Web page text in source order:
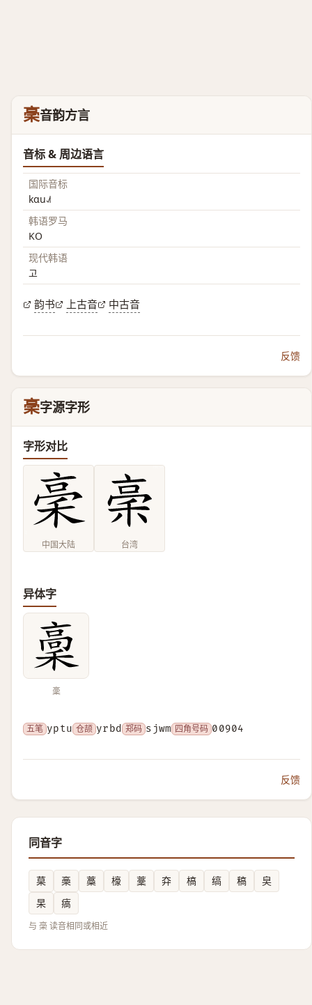
稁音韵方言
音标 & 周边语言
国际音标
kɑu˨˩˦
韩语罗马
KO
现代韩语
고
韵书 上古音 中古音
反馈
稁字源字形
字形对比
中国大陆 台湾
异体字
稾
五笔 yptu 仓颉 yrbd 郑码 sjwm 四角号码 00904
反馈
同音字
菒 槀 藁 檺 藳 㚏 槁 缟 稿
㚖
杲
㾸
与 稁 读音相同或相近